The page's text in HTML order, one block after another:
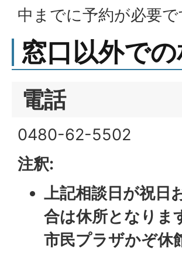
中までに予約が必要で
窓口以外で
電話
0480-62-5502
注釈:
上記相談日が祝日
合は休所となりま
市民プラザかぞ休